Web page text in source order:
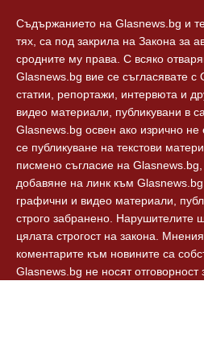
Съдържанието на Glasnews.bg и
тях, са под закрила на Закона за
сродните му права. С всяко
Glasnews.bg вие се съгласявате
статии, репортажи, интервюта и
видео материали, публикувани в
Glasnews.bg освен ако изрично не
се публикуване на текстови
писмено съгласие на
добавяне на линк към
графични и видео материали,
строго забранено. Нарушителите
цялата строгост на закона.
коментарите към новините са
Glasnews.bg не носят отговорност